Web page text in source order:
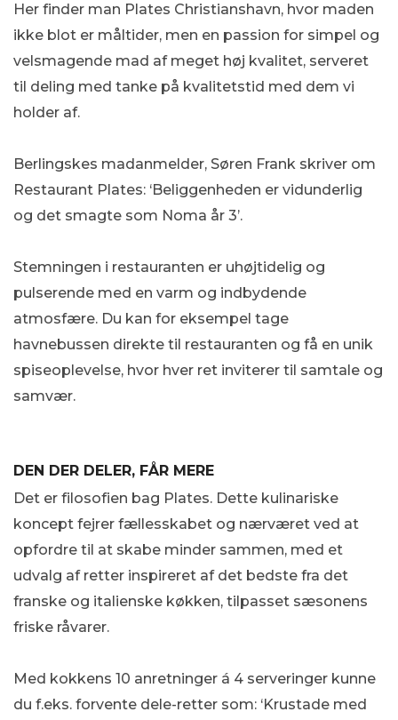
Her finder man Plates Christianshavn, hvor maden
ikke blot er måltider, men en passion for simpel og
velsmagende mad af meget høj kvalitet, serveret
til deling med tanke på kvalitetstid med dem vi
holder af.
Berlingskes madanmelder, Søren Frank skriver om
Restaurant Plates: ‘Beliggenheden er vidunderlig
og det smagte som Noma år 3’.
Stemningen i restauranten er uhøjtidelig og
pulserende med en varm og indbydende
atmosfære. Du kan for eksempel tage
havnebussen direkte til restauranten og få en unik
spiseoplevelse, hvor hver ret inviterer til samtale og
samvær.
DEN DER DELER, FÅR MERE
Det er filosofien bag Plates. Dette kulinariske
koncept fejrer fællesskabet og nærværet ved at
opfordre til at skabe minder sammen, med et
udvalg af retter inspireret af det bedste fra det
franske og italienske køkken, tilpasset sæsonens
friske råvarer.
Med kokkens 10 anretninger á 4 serveringer kunne
du f.eks. forvente dele-retter som: ‘Krustade med